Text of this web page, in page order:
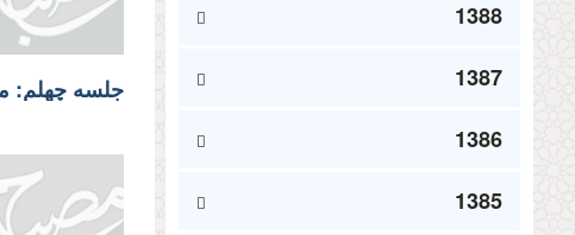
1388
1387
1386
1385
جلسه چهلم: